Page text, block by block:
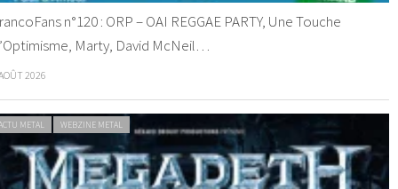
n°120 : ORP – OAI REGGAE PARTY, Une Touche
Marty, David McNeil…
2026
METAL WEBZINE METAL